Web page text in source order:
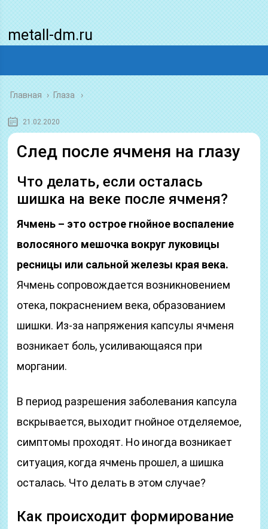
metall-dm.ru
Главная › Глаза
21.02.2020
След после ячменя на глазу
Что делать, если осталась
шишка на веке после ячменя?
Ячмень – это острое гнойное воспаление
волосяного мешочка вокруг луковицы
ресницы или сальной железы края века.
Ячмень сопровождается возникновением
отека, покраснением века, образованием
шишки. Из-за напряжения капсулы ячменя
возникает боль, усиливающаяся при
моргании.
В период разрешения заболевания капсула
вскрывается, выходит гнойное отделяемое,
симптомы проходят. Но иногда возникает
ситуация, когда ячмень прошел, а шишка
осталась. Что делать в этом случае?
Как происходит формирование